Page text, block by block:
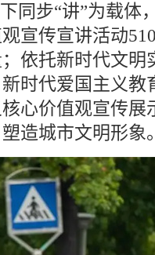
同步“讲”为载体
宣传宣讲活动
依托新时代文明
时代爱国主义教
心价值观宣传展
造城市文明形象